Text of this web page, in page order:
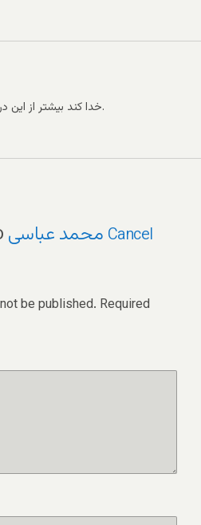
خدا کند بیشتر از این در این وضعیت نمانیم.
محمد عباسی Cancel
be published. Required